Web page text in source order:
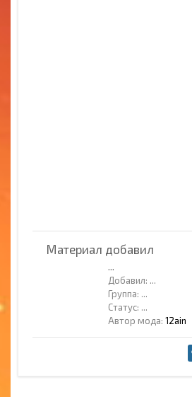
Материал добавил
...
Добавил: ...
Группа: ...
Статус: ...
Автор мода: 12ain